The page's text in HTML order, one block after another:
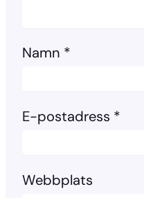
Namn *
E-postadress *
Webbplats